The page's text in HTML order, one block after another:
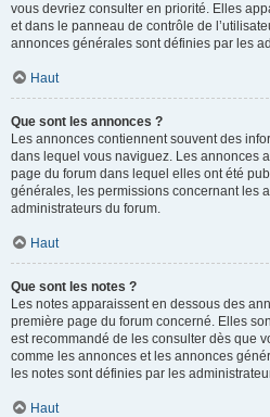
vous devriez consulter en priorité. Elles
et dans le panneau de contrôle de
annonces générales sont définies par les
Haut
Que sont les annonces ?
Les annonces contiennent souvent des
dans lequel vous naviguez. Les annonces
page du forum dans lequel elles ont été
générales, les permissions concernant les
administrateurs du forum.
Haut
Que sont les notes ?
Les notes apparaissent en dessous des
première page du forum concerné. Elles
est recommandé de les consulter dès que
comme les annonces et les annonces
les notes sont définies par les
Haut